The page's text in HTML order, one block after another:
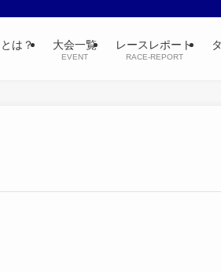
は？ 大会一覧
EVENT
レースレポート
RACE-REPORT